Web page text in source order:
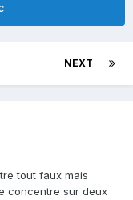
NEXT
tout faux mais
concentre sur deux